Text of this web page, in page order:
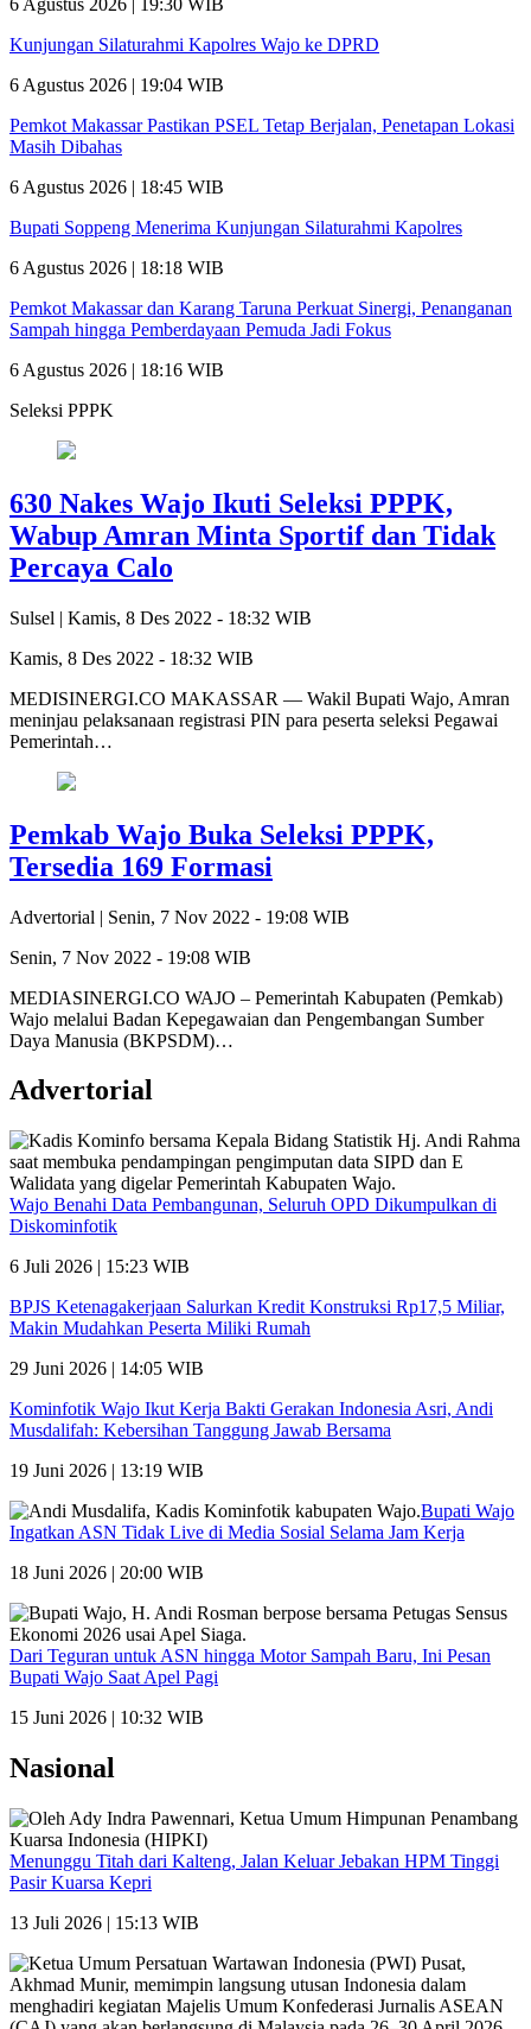
6 Agustus 2026 | 19:30 WIB
Kunjungan Silaturahmi Kapolres Wajo ke DPRD
6 Agustus 2026 | 19:04 WIB
Pemkot Makassar Pastikan PSEL Tetap Berjalan, Penetapan Lokasi
Masih Dibahas
6 Agustus 2026 | 18:45 WIB
Bupati Soppeng Menerima Kunjungan Silaturahmi Kapolres
6 Agustus 2026 | 18:18 WIB
Pemkot Makassar dan Karang Taruna Perkuat Sinergi, Penanganan
Sampah hingga Pemberdayaan Pemuda Jadi Fokus
6 Agustus 2026 | 18:16 WIB
Seleksi PPPK
630 Nakes Wajo Ikuti Seleksi PPPK,
Wabup Amran Minta Sportif dan Tidak
Percaya Calo
Sulsel | Kamis, 8 Des 2022 - 18:32 WIB
Kamis, 8 Des 2022 - 18:32 WIB
MEDISINERGI.CO MAKASSAR — Wakil Bupati Wajo, Amran
meninjau pelaksanaan registrasi PIN para peserta seleksi Pegawai
Pemerintah…
Pemkab Wajo Buka Seleksi PPPK,
Tersedia 169 Formasi
Advertorial | Senin, 7 Nov 2022 - 19:08 WIB
Senin, 7 Nov 2022 - 19:08 WIB
MEDIASINERGI.CO WAJO – Pemerintah Kabupaten (Pemkab)
Wajo melalui Badan Kepegawaian dan Pengembangan Sumber
Daya Manusia (BKPSDM)…
Advertorial
Wajo Benahi Data Pembangunan, Seluruh OPD Dikumpulkan di
Diskominfotik
6 Juli 2026 | 15:23 WIB
BPJS Ketenagakerjaan Salurkan Kredit Konstruksi Rp17,5 Miliar,
Makin Mudahkan Peserta Miliki Rumah
29 Juni 2026 | 14:05 WIB
Kominfotik Wajo Ikut Kerja Bakti Gerakan Indonesia Asri, Andi
Musdalifah: Kebersihan Tanggung Jawab Bersama
19 Juni 2026 | 13:19 WIB
Bupati Wajo
Ingatkan ASN Tidak Live di Media Sosial Selama Jam Kerja
18 Juni 2026 | 20:00 WIB
Dari Teguran untuk ASN hingga Motor Sampah Baru, Ini Pesan
Bupati Wajo Saat Apel Pagi
15 Juni 2026 | 10:32 WIB
Nasional
Menunggu Titah dari Kalteng, Jalan Keluar Jebakan HPM Tinggi
Pasir Kuarsa Kepri
13 Juli 2026 | 15:13 WIB